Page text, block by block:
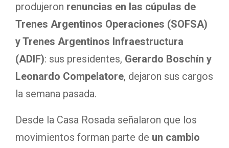
produjeron renuncias en las cúpulas de
Trenes Argentinos Operaciones (SOFSA)
y Trenes Argentinos Infraestructura
(ADIF): sus presidentes, Gerardo Boschín y
Leonardo Compelatore, dejaron sus cargos
la semana pasada.
Desde la Casa Rosada señalaron que los
movimientos forman parte de un cambio